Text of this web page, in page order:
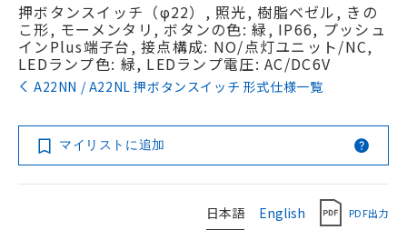
押ボタンスイッチ（φ22）, 照光, 樹脂ベゼル, きの
こ形, モーメンタリ, ボタンの色: 緑, IP66, プッシュ
インPlus端子台, 接点構成: NO/点灯ユニット/NC,
LEDランプ色: 緑, LEDランプ電圧: AC/DC6V
A22NN / A22NL 押ボタンスイッチ 形式仕様一覧
マイリストに追加
日本語 English PDF出力